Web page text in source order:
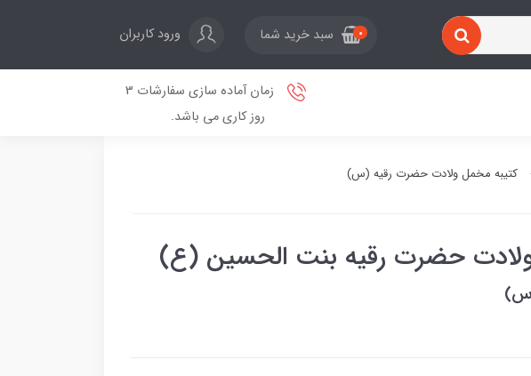
0 سبد خرید شما ورود کاربران
زمان آماده سازی سفارشات 3
روز کاری می باشد.
کتیبه مخمل ولادت حضرت رقیه (س)
حضرت رقیه بنت الحسین (ع)